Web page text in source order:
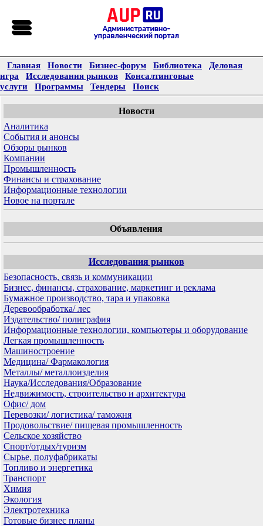
Главная Новости Бизнес-форум Библиотека
Деловая
игра
Исследования рынков
Консалтинговые
услуги
Программы Тендеры Поиск
Новости
Аналитика
События и анонсы
Обзоры рынков
Компании
Промышленность
Финансы и страхование
Информационные технологии
Новое на портале
Объявления
Исследования рынков
Безопасность, связь и коммуникации
Бизнес, финансы, страхование, маркетинг и реклама
Бумажное производство, тара и упаковка
Деревообработка/ лес
Издательство/ полиграфия
Информационные технологии, компьютеры и оборудование
Легкая промышленность
Машиностроение
Медицина/ Фармакология
Металлы/ металлоизделия
Наука/Исследования/Образование
Недвижимость, строительство и архитектура
Офис/ дом
Перевозки/ логистика/ таможня
Продовольствие/ пищевая промышленность
Сельское хозяйство
Спорт/отдых/туризм
Сырье, полуфабрикаты
Топливо и энергетика
Транспорт
Химия
Экология
Электротехника
Готовые бизнес планы